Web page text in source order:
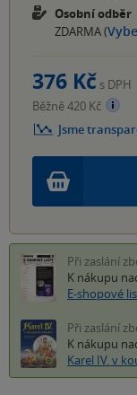
Osobní odběr
ZDARMA (
376 Kč s DPH
Běžně 420 Kč
Jsme
Při zaslání
K nákupu
E-shopové
Při zaslání
K nákupu
Karel IV. v